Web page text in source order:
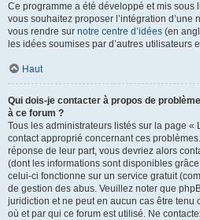
Ce programme a été développé et mis sous
vous souhaitez proposer l’intégration
vous rendre sur notre centre d’idées (en
les idées soumises par d’autres utilisateurs
Haut
Qui dois-je contacter à propos de
à ce forum ?
Tous les administrateurs listés sur la page «
contact approprié concernant ces
réponse de leur part, vous devriez alors
(dont les informations sont disponibles
celui-ci fonctionne sur un service gratuit
de gestion des abus. Veuillez noter que
juridiction et ne peut en aucun cas être tenu
où et par qui ce forum est utilisé. Ne